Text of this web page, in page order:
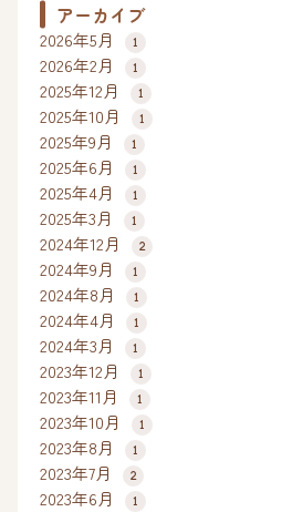
アーカイブ
2026年5月 1
2026年2月 1
2025年12月 1
2025年10月 1
2025年9月 1
2025年6月 1
2025年4月 1
2025年3月 1
2024年12月 2
2024年9月 1
2024年8月 1
2024年4月 1
2024年3月 1
2023年12月 1
2023年11月 1
2023年10月 1
2023年8月 1
2023年7月 2
2023年6月 1